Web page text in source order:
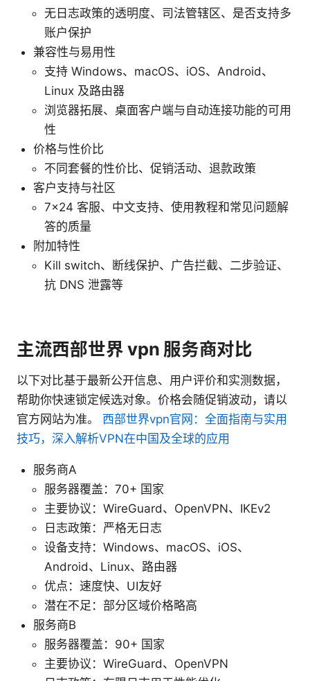
无日志政策的透明度、司法管辖区、是否支持多
账户保护
兼容性与易用性
支持 Windows、macOS、iOS、Android、
Linux 及路由器
浏览器拓展、桌面客户端与自动连接功能的可用
性
价格与性价比
不同套餐的性价比、促销活动、退款政策
客户支持与社区
7x24 客服、中文支持、使用教程和常见问题解
答的质量
附加特性
Kill switch、断线保护、广告拦截、二步验证、
抗 DNS 泄露等
主流西部世界 vpn 服务商对比
以下对比基于最新公开信息、用户评价和实测数据，
帮助你快速锁定候选对象。价格会随促销波动，请以
官方网站为准。 西部世界vpn官网：全面指南与实用
技巧，深入解析VPN在中国及全球的应用
服务商A
服务器覆盖：70+ 国家
主要协议：WireGuard、OpenVPN、IKEv2
日志政策：严格无日志
设备支持：Windows、macOS、iOS、
Android、Linux、路由器
优点：速度快、UI友好
潜在不足：部分区域价格略高
服务商B
服务器覆盖：90+ 国家
主要协议：WireGuard、OpenVPN